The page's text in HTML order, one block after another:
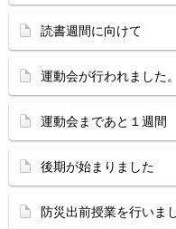
読書週間に向けて
運動会が行われました。
運動会まであと１週間
後期が始まりました
防災出前授業を行いま